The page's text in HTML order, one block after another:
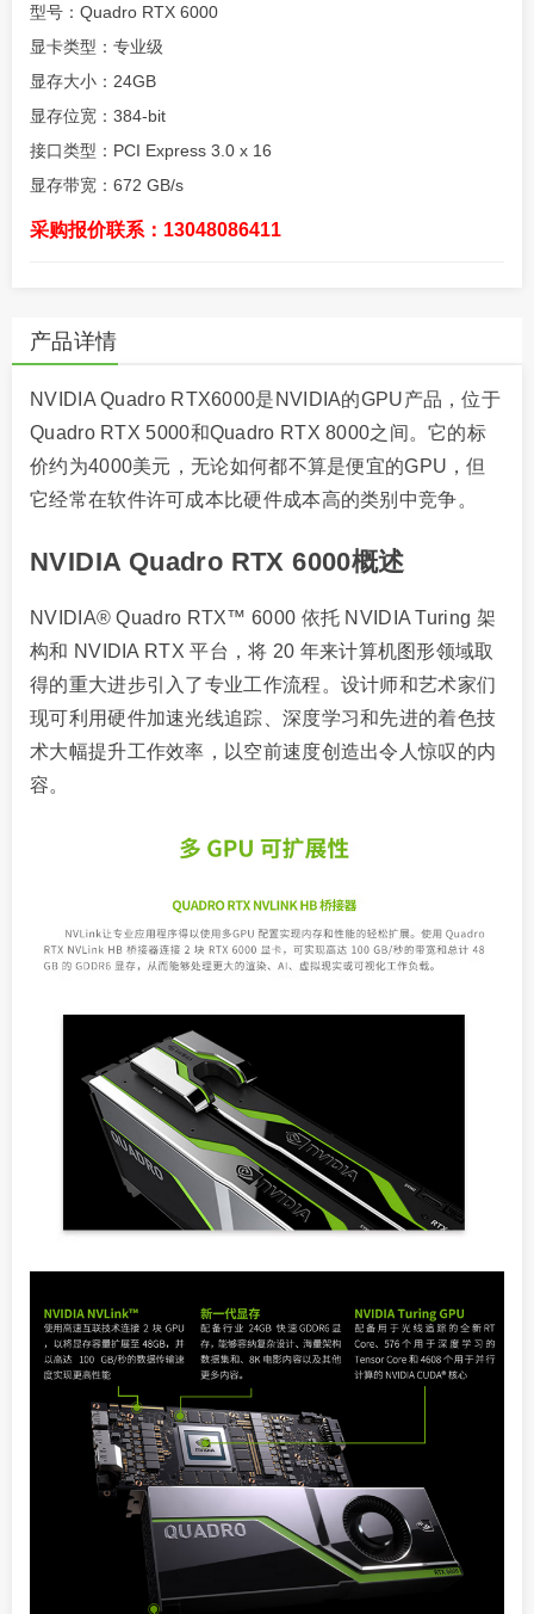
型号：Quadro RTX 6000
显卡类型：专业级
显存大小：24GB
显存位宽：384-bit
接口类型：PCI Express 3.0 x 16
显存带宽：672 GB/s
采购报价联系：13048086411
产品详情
NVIDIA Quadro RTX6000是NVIDIA的GPU产品，位于
Quadro RTX 5000和Quadro RTX 8000之间。它的标
价约为4000美元，无论如何都不算是便宜的GPU，但
它经常在软件许可成本比硬件成本高的类别中竞争。
NVIDIA Quadro RTX 6000概述
NVIDIA® Quadro RTX™ 6000 依托 NVIDIA Turing 架
构和 NVIDIA RTX 平台，将 20 年来计算机图形领域取
得的重大进步引入了专业工作流程。设计师和艺术家们
现可利用硬件加速光线追踪、深度学习和先进的着色技
术大幅提升工作效率，以空前速度创造出令人惊叹的内
容。